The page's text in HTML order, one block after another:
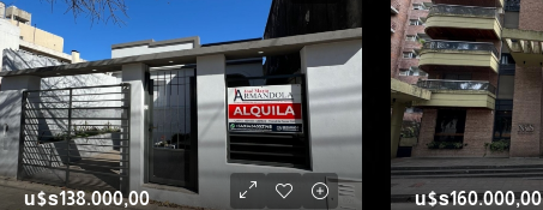
u$s138.000,00 u$s160.000,00